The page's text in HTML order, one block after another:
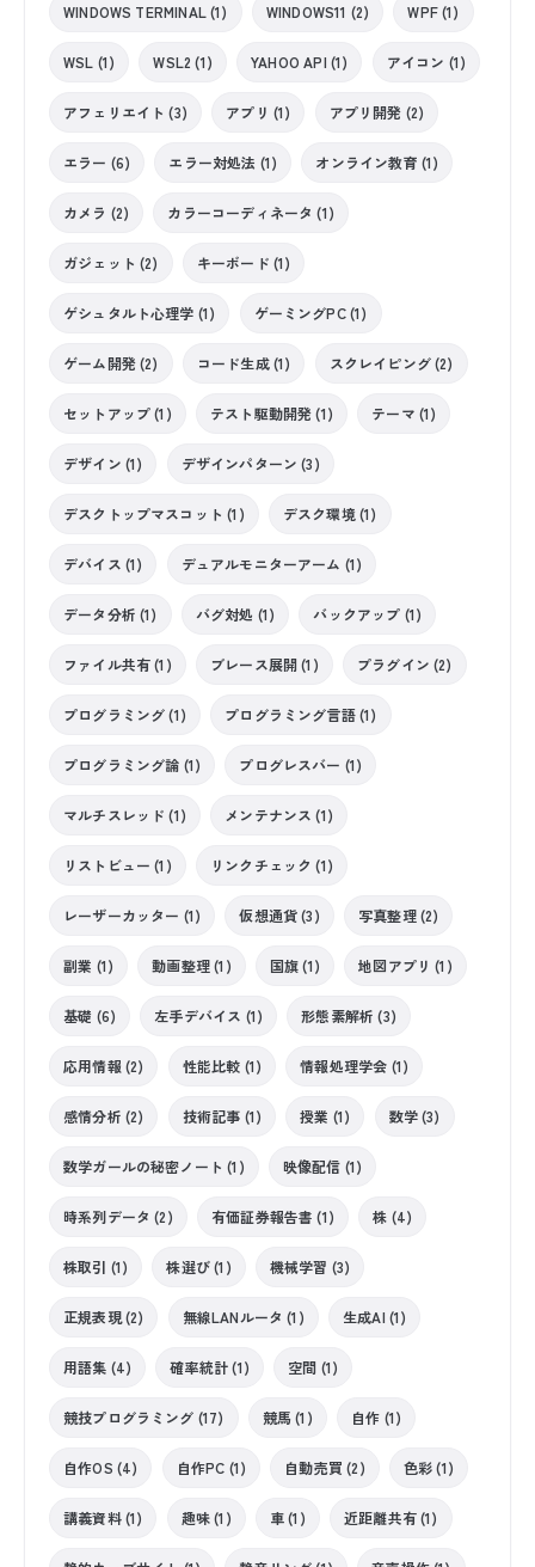
WINDOWS TERMINAL (1) WINDOWS11 (2) WPF (1)
WSL (1) WSL2 (1) YAHOO API (1) アイコン (1)
アフェリエイト (3) アプリ (1) アプリ開発 (2)
エラー (6) エラー対処法 (1) オンライン教育 (1)
カメラ (2) カラーコーディネータ (1)
ガジェット (2) キーボード (1)
ゲシュタルト心理学 (1) ゲーミングPC (1)
ゲーム開発 (2) コード生成 (1) スクレイピング (2)
セットアップ (1) テスト駆動開発 (1) テーマ (1)
デザイン (1) デザインパターン (3)
デスクトップマスコット (1) デスク環境 (1)
デバイス (1) デュアルモニターアーム (1)
データ分析 (1) バグ対処 (1) バックアップ (1)
ファイル共有 (1) ブレース展開 (1) プラグイン (2)
プログラミング (1) プログラミング言語 (1)
プログラミング論 (1) プログレスバー (1)
マルチスレッド (1) メンテナンス (1)
リストビュー (1) リンクチェック (1)
レーザーカッター (1) 仮想通貨 (3) 写真整理 (2)
副業 (1) 動画整理 (1) 国旗 (1) 地図アプリ (1)
基礎 (6) 左手デバイス (1) 形態素解析 (3)
応用情報 (2) 性能比較 (1) 情報処理学会 (1)
感情分析 (2) 技術記事 (1) 授業 (1) 数学 (3)
数学ガールの秘密ノート (1) 映像配信 (1)
時系列データ (2) 有価証券報告書 (1) 株 (4)
株取引 (1) 株選び (1) 機械学習 (3)
正規表現 (2) 無線LANルータ (1) 生成AI (1)
用語集 (4) 確率統計 (1) 空間 (1)
競技プログラミング (17) 競馬 (1) 自作 (1)
自作OS (4) 自作PC (1) 自動売買 (2) 色彩 (1)
講義資料 (1) 趣味 (1) 車 (1) 近距離共有 (1)